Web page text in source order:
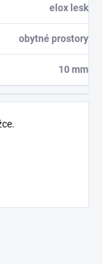
elox lesk
obytné prostory
10 mm